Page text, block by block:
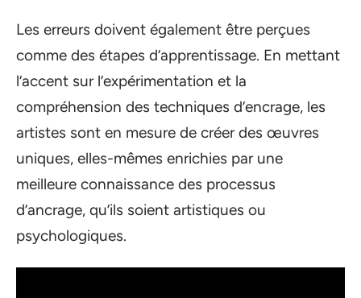
Les erreurs doivent également être perçues
comme des étapes d’apprentissage. En mettant
l’accent sur l’expérimentation et la
compréhension des techniques d’encrage, les
artistes sont en mesure de créer des œuvres
uniques, elles-mêmes enrichies par une
meilleure connaissance des processus
d’ancrage, qu’ils soient artistiques ou
psychologiques.